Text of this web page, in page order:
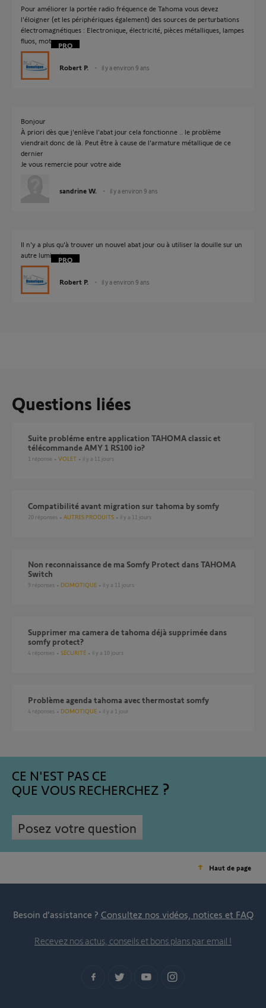
Pour améliorer la portée radio fréquence de Tahoma vous devez
l'éloigner (et les périphériques également) des sources de perturbations
électromagnétiques : Electronique, électricité, pièces métalliques, lampes
fluos, moteurs, ...
Robert P. il y a environ 9 ans
Bonjour
À priori dès que j'enlève l'abat jour cela fonctionne .. le problème
viendrait donc de là. Peut être à cause de l'armature métallique de ce
dernier
Je vous remercie pour votre aide
sandrine W. il y a environ 9 ans
Il n'y a plus qu'à trouver un nouvel abat jour ou à utiliser la douille sur un
autre luminaire.
Robert P. il y a environ 9 ans
Questions liées
Suite probléme entre application TAHOMA classic et
télécommande AMY 1 RS100 io?
1 réponse VOLET il y a 11 jours
compatibilité avant migration sur tahoma by somfy
20 réponses AUTRES PRODUITS il y a 11 jours
Non reconnaissance de ma Somfy Protect dans TAHOMA
Switch
9 réponses DOMOTIQUE il y a 11 jours
Supprimer ma camera de tahoma déjà supprimée dans
somfy protect?
4 réponses SÉCURITÉ il y a 10 jours
Problème agenda tahoma avec thermostat somfy
4 réponses DOMOTIQUE il y a 1 jour
CE N'EST PAS CE
QUE VOUS RECHERCHEZ
Posez votre question
Haut de page
Besoin d’assistance ? Consultez nos vidéos, notices et FAQ
Recevez nos actus, conseils et bons plans par email !